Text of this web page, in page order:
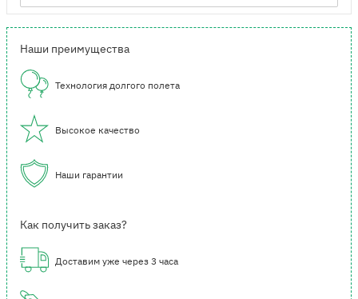
Наши преимущества
Технология долгого полета
Высокое качество
Наши гарантии
Как получить заказ?
Доставим уже через 3 часа